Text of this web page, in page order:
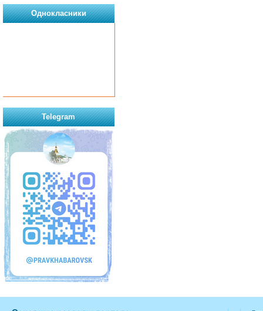
Однокласники
Telegram